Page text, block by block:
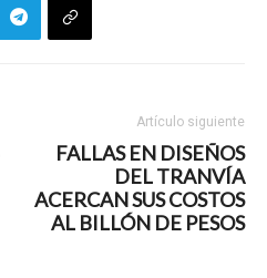
Artículo siguiente
FALLAS EN DISEÑOS
DEL TRANVÍA
ACERCAN SUS COSTOS
AL BILLÓN DE PESOS